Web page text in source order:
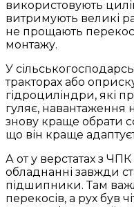
використовують
витримують великі
не прощають
монтажу.
У
тракторах або
гідроциліндри, які
гуляє, навантаження
знову краще обрати
що він краще
А от у верстатах з
обладнанні завжди
підшипники. Там
перекосів, а рух був